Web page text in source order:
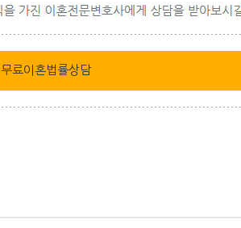
무료이혼법률상담